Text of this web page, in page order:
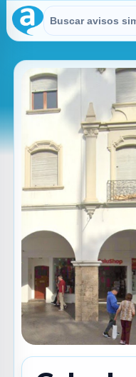
Buscar en Avisitos